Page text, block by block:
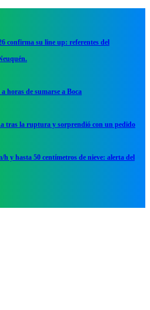
confirma su line up: referentes del
horas de sumarse a Boca
tras la ruptura y sorprendió con un pedido
h y hasta 50 centímetros de nieve: alerta del